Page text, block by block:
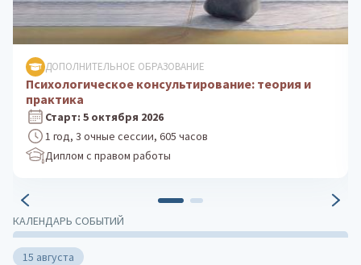
КАЛЕНДАРЬ СОБЫТИЙ
15 августа
ДОПОЛНИТЕЛЬНОЕ ОБРАЗОВАНИЕ
Клиническая психология: практика
психологического консультирования
Старт: 24 августа 2026
1 год, 3 очные сессии, 605 часов
Диплом с правом работы